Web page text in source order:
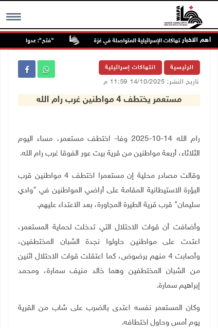
MENU أهم الاخبار "فتح": عدوان الاحتلال
الرئيسية انتهاكات إسرائيلية
تاريخ النشر: 14/10/2025 11:59 م
مستعمر يختطف 4 مواطنين غرب رام الله
رام الله 14-10-2025 وفا- اختطف مستعمر، مساء اليوم
الثلاثاء، أربعة مواطنين من قرية بيت عور الفوقا غرب رام الله.
وقالت مصادر محلية إن مستعمرا اختطف 4 مواطنين قرب
البؤرة الاستيطانية المقامة على أراضي المواطنين في "وادي
سليمان" قرب قرية الطيرة المجاورة، بعد الاعتداء عليهم.
وأضافت أن قوات الاحتلال التي تدخلت لحماية المستعمر،
اعتدت على مواطنين حاولوا نجدة الشبان المختطفين،
وأصابت 4 منهم برضوض، كما اعتقلت قوات الاحتلال اثنين
من الشبان المختطفين وهما خالد منيف سمارة، ومحمد
إبراهيم سمارة.
وكان المستعمر نفسه اعتدى بالضرب على شاب من القرية
يوم أمس وحاول اختطافه.